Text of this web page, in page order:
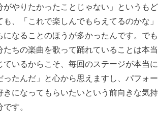
やりたかったことじゃない」というも
も、「これで楽しんでもらえてるのかな
になることのほうが多かったんです。で
たちの楽曲を歌って踊れていることは本
ているからこそ、毎回のステージが本当
ったんだ」と心から思えますし、パフォ
きになってもらいたいという前向きな気
す。